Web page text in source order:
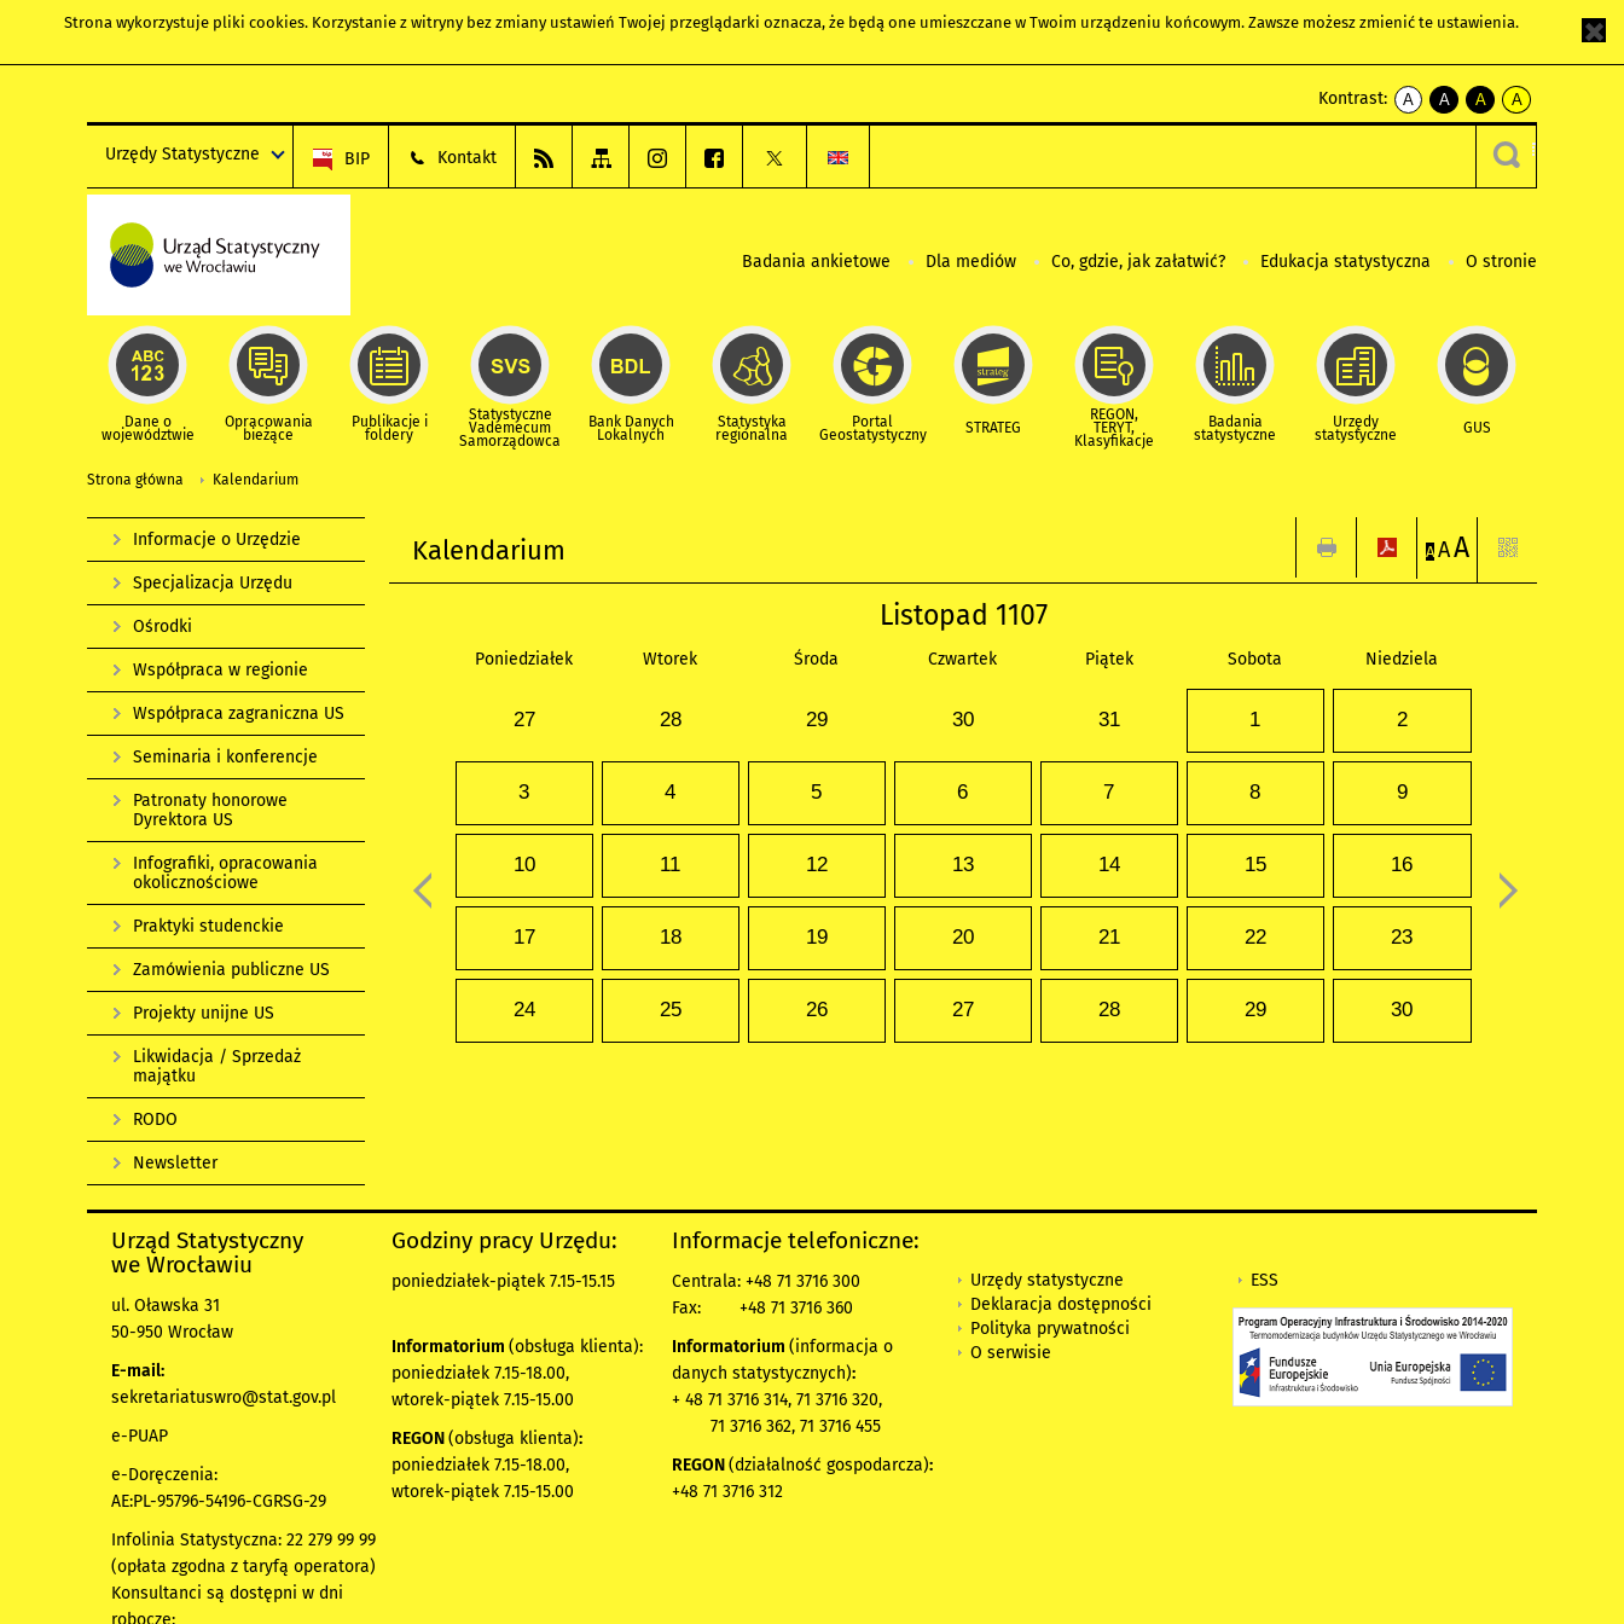
Strona wykorzystuje pliki cookies. Korzystanie z witryny bez zmiany ustawień Twojej przeglądarki oznacza, że będą one umieszczane w Twoim urządzeniu końcowym. Zawsze możesz zmienić te ustawienia.
Kontrast:
A
kontrast
A
kontrast
czarnym
A
kontrast
żółty
tekst
czarnym
A
kontrast
czarny
tekst
żółtym
Urzędy Statystyczne BIP Kontakt
Badania ankietowe Dla mediów Co, gdzie, jak załatwić? Edukacja statystyczna O stronie
Dane o
województwie
Opracowania
bieżące
Publikacje i
foldery
Statystyczne
Vademecum
Samorządowca
Bank Danych
Lokalnych
Statystyka
regionalna
Portal
Geostatystyczny STRATEG
REGON,
TERYT,
Klasyfikacje
Badania
statystyczne
Urzędy
statystyczne GUS
Strona główna Kalendarium
Kalendarium A AA
Listopad 1107
Poniedziałek Wtorek Środa Czwartek Piątek Sobota Niedziela
27 28 29 30 31 1 2
3 4 5 6 7 8 9
10 11 12 13 14 15 16
17 18 19 20 21 22 23
24 25 26 27 28 29 30
Informacje o Urzędzie
Specjalizacja Urzędu
Ośrodki
Współpraca w regionie
Współpraca zagraniczna US
Seminaria i konferencje
Patronaty honorowe
Dyrektora US
Infografiki, opracowania
okolicznościowe
Praktyki studenckie
Zamówienia publiczne US
Projekty unijne US
Likwidacja / Sprzedaż
majątku
RODO
Newsletter
Urząd Statystyczny
we Wrocławiu
ul. Oławska 31
50-950 Wrocław
E-mail:
sekretariatuswro@stat.gov.pl
e-PUAP
e-Doręczenia:
AE:PL-95796-54196-CGRSG-29
Infolinia Statystyczna: 22 279 99 99
(opłata zgodna z taryfą operatora)
Konsultanci są dostępni w dni
robocze:
Godziny pracy Urzędu:
poniedziałek-piątek 7.15-15.15
Informatorium (obsługa klienta):
poniedziałek 7.15-18.00,
wtorek-piątek 7.15-15.00
REGON(obsługa klienta):
poniedziałek 7.15-18.00,
wtorek-piątek 7.15-15.00
Informacje telefoniczne:
Centrala: +48 71 3716 300
Fax:
+48 71 3716 360
Informatorium (informacja o
danych statystycznych):
+ 48 71 3716 314, 71 3716 320,
71 3716 362, 71 3716 455
REGON(działalność gospodarcza):
+48 71 3716 312
Urzędy statystyczne
Deklaracja dostępności
Polityka prywatności
O serwisie
ESS